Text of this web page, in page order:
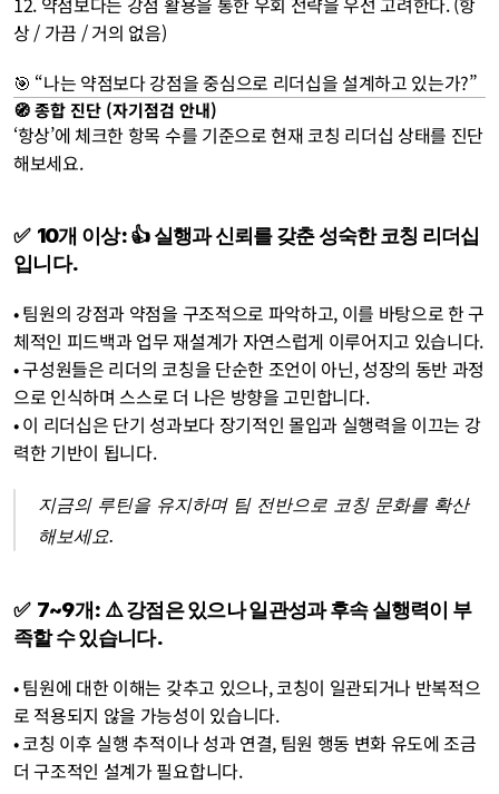
상 / 가끔 / 거의 없음)
🎯 “나는 약점보다 강점을 중심으로 리더십을 설계하고 있는가?”
🧭 종합 진단 (자기점검 안내)
‘항상’에 체크한 항목 수를 기준으로 현재 코칭 리더십 상태를 진단
해보세요.
✅  10개 이상: 👍 실행과 신뢰를 갖춘 성숙한 코칭 리더십
입니다.
• 팀원의 강점과 약점을 구조적으로 파악하고, 이를 바탕으로 한 구
• 구성원들은 리더의 코칭을 단순한 조언이 아닌, 성장의 동반 과정
으로 인식하며 스스로 더 나은 방향을 고민합니다.
• 이 리더십은 단기 성과보다 장기적인 몰입과 실행력을 이끄는 강
력한 기반이 됩니다.
지금의 루틴을 유지하며 팀 전반으로 코칭 문화를 확산
해보세요.
✅  7~9개: ⚠️ 강점은 있으나 일관성과 후속 실행력이 부
족할 수 있습니다.
• 팀원에 대한 이해는 갖추고 있으나, 코칭이 일관되거나 반복적으
로 적용되지 않을 가능성이 있습니다.
• 코칭 이후 실행 추적이나 성과 연결, 팀원 행동 변화 유도에 조금
더 구조적인 설계가 필요합니다.